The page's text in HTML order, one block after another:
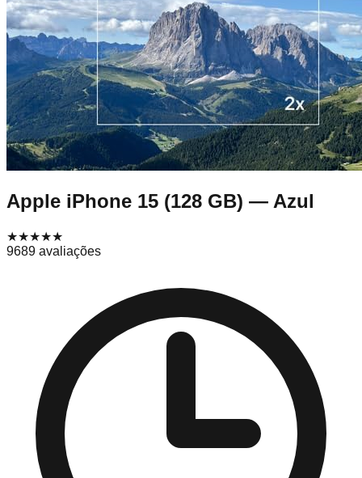
Apple iPhone 15 (128 GB) — Azul
★★★★★
9689 avaliações